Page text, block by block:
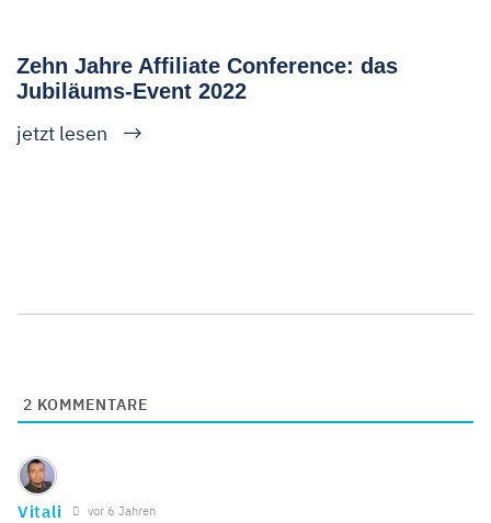
Zehn Jahre Affiliate Conference: das
Jubiläums-Event 2022
jetzt lesen
2 KOMMENTARE
Vitali vor 6 Jahren